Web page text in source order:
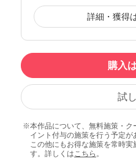
詳細・獲得
購入
試
本作品について、無料施策・
イント付与の施策を行う予定が
この他にもお得な施策を常時
す。詳しくはこちら 。